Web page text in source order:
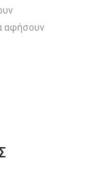
αφήσουν